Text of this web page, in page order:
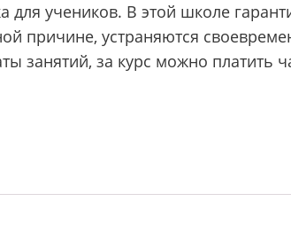
учеников. В этой школе
причине, устраняются
занятий, за курс можно платить